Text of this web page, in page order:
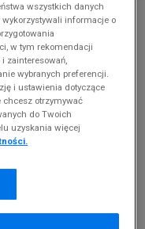
kolekcji, ubiegłych
otrzymasz od nas
wszystkich danych
wykorzystywali informacje o
w tym rekomendacji
zainteresowań,
wybranych preferencji.
i ustawienia dotyczące
chcesz otrzymywać
do Twoich
uzyskania więcej